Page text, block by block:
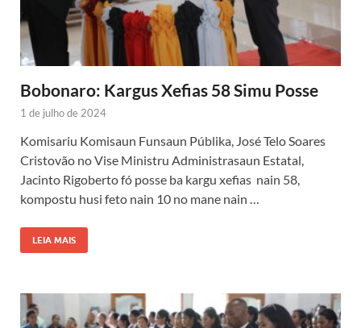
Bobonaro: Kargus Xefias 58 Simu Posse
1 de julho de 2024
Komisariu Komisaun Funsaun Públika, José Telo Soares
Cristovão no Vise Ministru Administrasaun Estatal,
Jacinto Rigoberto fó posse ba kargu xefias nain 58,
kompostu husi feto nain 10 no mane nain …
LEIA MAIS